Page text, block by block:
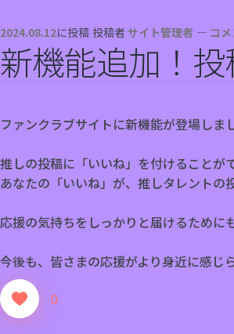
2024.08.12に投稿 投稿者サイト管理者 — コ
新機能追加！
ファンクラブサイトに新機能が登場しま
推しの投稿に「いいね」を付けることが
あなたの「いいね」が、推しタレントの
応援の気持ちをしっかりと届けるために
今後も、皆さまの応援がより身近に感じ
0